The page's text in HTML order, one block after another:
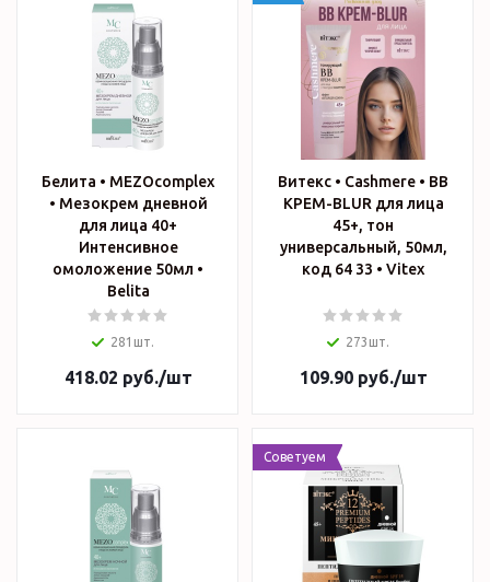
Белита • MEZOcomplex
• Мезокрем дневной
для лица 40+
Интенсивное
омоложение 50мл •
Belita
281шт.
418.02 руб./шт
Витекс • Cashmere • ВВ
КРЕМ-BLUR для лица
45+, тон
универсальный, 50мл,
код 64 33 • Vitex
273шт.
109.90руб./шт
Советуем